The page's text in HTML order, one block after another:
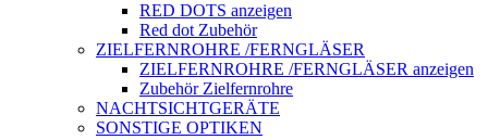
RED DOTS anzeigen
Red dot Zubehör
ZIELFERNROHRE /FERNGLÄSER
ZIELFERNROHRE /FERNGLÄSER anzeigen
Zubehör Zielfernrohre
NACHTSICHTGERÄTE
SONSTIGE OPTIKEN